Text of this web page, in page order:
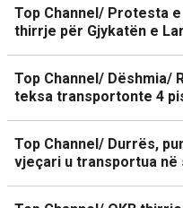
Top Channel/ Protesta
thirrje për Gjykatën e
Top Channel/ Dëshmia/
teksa transportonte 4
Top Channel/ Durrës,
vjeçari u transportua në